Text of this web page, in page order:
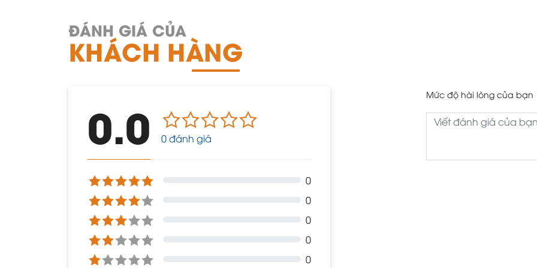
ĐÁNH GIÁ CỦA
KHÁCH HÀNG
0.0 0 đánh giá
0
0
0
0
0
Mức độ hài lòng của bạn